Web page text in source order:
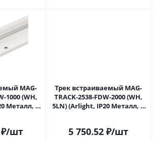
MAG-
1000 (WH,
Металл, 5
/шт
Трек встраиваемый MAG-
TRACK-2538-FDW-2000 (WH,
5LN) (Arlight, IP20 Металл, 5
5 750.52₽/шт